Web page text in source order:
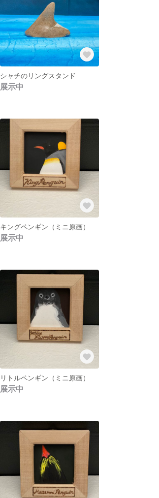
シャチのリングスタンド
展示中
キングペンギン（ミニ原画）
展示中
リトルペンギン（ミニ原画）
展示中